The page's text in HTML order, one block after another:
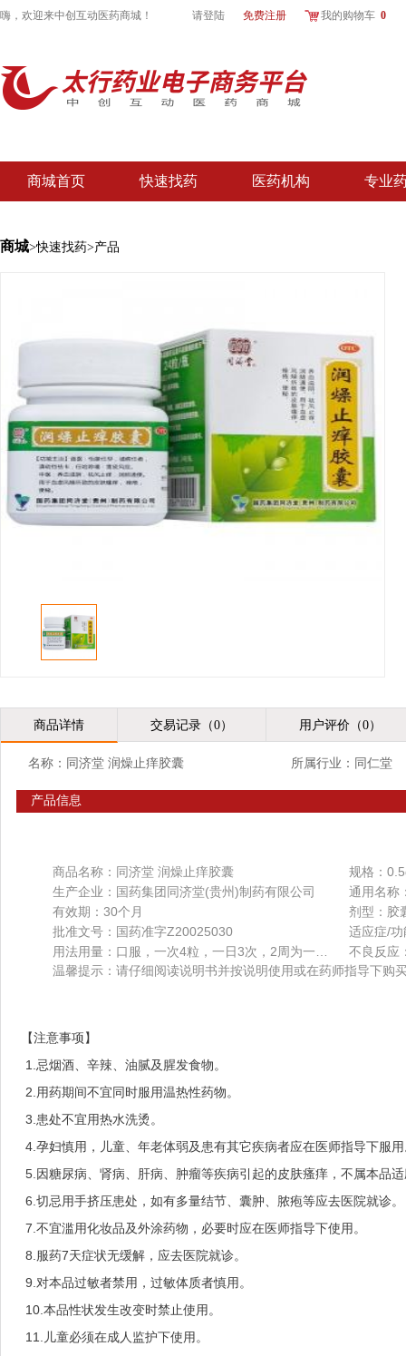
嗨，欢迎来中创互动医药商城 ！ 请登陆 免费注册 我的购物车 0
商城首页 快速找药 医药机构 专业
商城>快速找药>产品
商品详情 交易记录（0） 用户评价（0）
名称：同济堂 润燥止痒胶囊 所属行业：同仁堂
产品信息
商品名称：同济堂 润燥止痒胶囊
规格：
生产企业：国药集团同济堂(贵州)制药有限公司
通用名称
温馨提示：请仔细阅读说明书并按说明使用或在药师指导下购
有效期：30个月
剂型：胶
批准文号：国药准字Z20025030
不良反应
【注意事项】
1.忌烟酒、辛辣、油腻及腥发食物。
2.用药期间不宜同时服用温热性药物。
3.患处不宜用热水洗烫。
4.孕妇慎用，儿童、年老体弱及患有其它疾病者应在医师指导下服
5.因糖尿病、肾病、肝病、肿瘤等疾病引起的皮肤瘙痒，不属本品
6.切忌用手挤压患处，如有多量结节、囊肿、脓疱等应去医院就诊
7.不宜滥用化妆品及外涂药物，必要时应在医师指导下使用。
8.服药7天症状无缓解，应去医院就诊。
9.对本品过敏者禁用，过敏体质者慎用。
10.本品性状发生改变时禁止使用。
11.儿童必须在成人监护下使用。